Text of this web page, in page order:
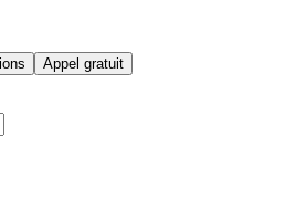
Appel gratuit